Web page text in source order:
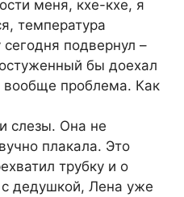
меня, кхе-кхе, я
температура
подвернул –
бы доехал
вообще проблема. Как
слезы. Она не
плакала. Это
трубку и о
дедушкой, Лена уже